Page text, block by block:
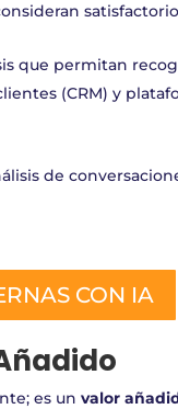
que permitan
(CRM) y
de
CON IA
es unvalor